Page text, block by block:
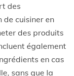
des
de cuisiner en
des produits
également
en cas
sans que la